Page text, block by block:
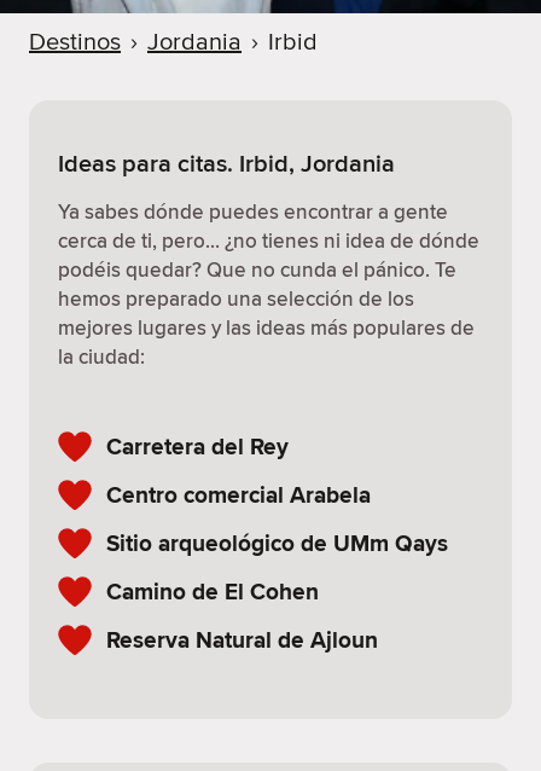
Destinos › Jordania › Irbid
Ideas para citas. Irbid, Jordania
Ya sabes dónde puedes encontrar a gente
cerca de ti, pero… ¿no tienes ni idea de dónde
podéis quedar? Que no cunda el pánico. Te
hemos preparado una selección de los
mejores lugares y las ideas más populares de
la ciudad:
Carretera del Rey
Centro comercial Arabela
Sitio arqueológico de UMm Qays
Camino de El Cohen
Reserva Natural de Ajloun